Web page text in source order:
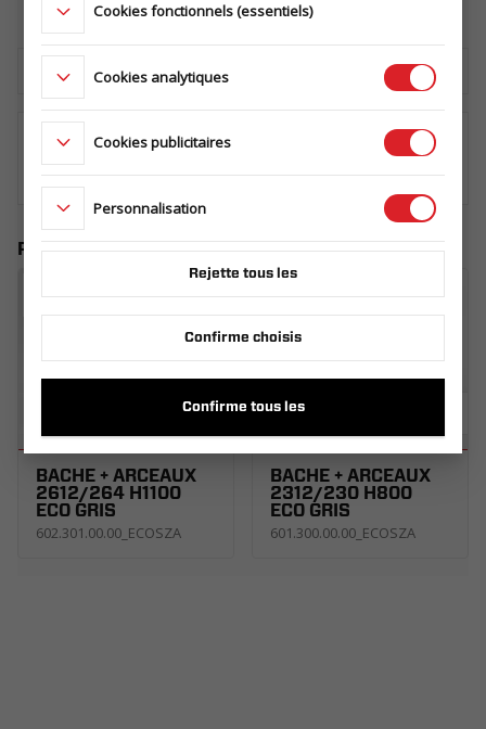
Télécharger la fiche technique
Produits similaires
BÂCHE + ARCEAUX
2612/264 H1100
ECO GRIS
602.301.00.00_ECOSZA
BÂCHE + ARCEAUX
2312/230 H800
ECO GRIS
601.300.00.00_ECOSZA
Cookies fonctionnels (essentiels)
Cookies analytiques
Cookies publicitaires
Personnalisation
Rejette tous les
Confirme choisis
Confirme tous les